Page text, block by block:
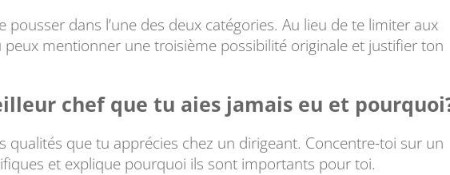
pousser dans l’une des deux catégories. Au lieu de te limiter aux
peux mentionner une troisième possibilité originale et justifier ton
chef que tu aies jamais eu et
qualités que tu apprécies chez un dirigeant. Concentre-toi sur un
et explique pourquoi ils sont importants pour toi.